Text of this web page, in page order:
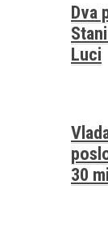
Dva
Luci
30